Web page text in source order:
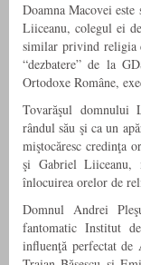
Doamna Macovei este
Liiceanu, colegul ei
similar privind religia
“dezbatere” de la
Ortodoxe Române,
Tovarăşul domnului
rândul său şi ca un
miştocăresc credinţa
şi Gabriel
înlocuirea orelor de
Domnul Andrei
fantomatic Institut
influenţă perfectat